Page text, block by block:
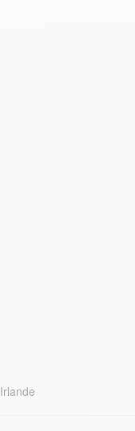
Irlande